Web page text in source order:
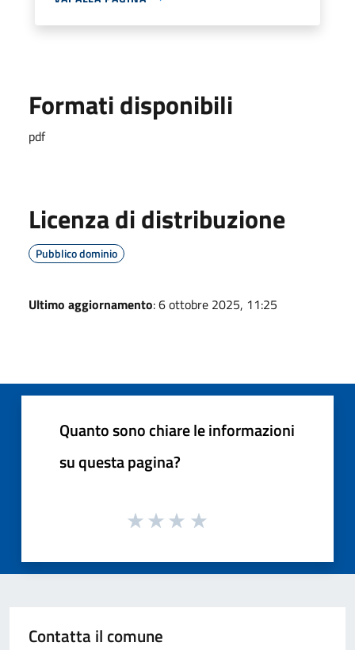
Formati disponibili
pdf
Licenza di distribuzione
Pubblico dominio
Ultimo aggiornamento: 6 ottobre 2025, 11:25
Quanto sono chiare le informazioni
su questa pagina?
Contatta il comune